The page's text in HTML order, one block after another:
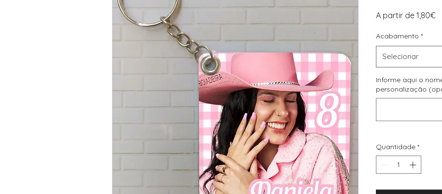
A partir de 1,80€
Acabamento *
Selecionar
Informe aqui o
personalização
Quantidade *